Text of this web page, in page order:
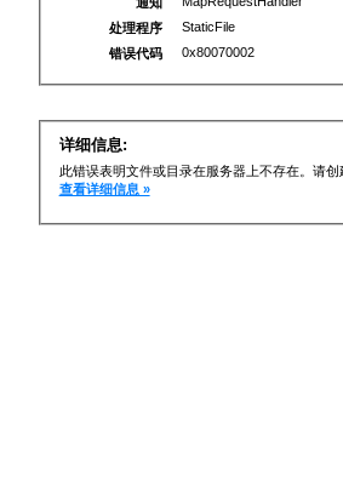
处理程序
StaticFile
错误代码
0x80070002
详细信息:
此错误表明文件或目录在服务器上不存在。请创
查看详细信息 »